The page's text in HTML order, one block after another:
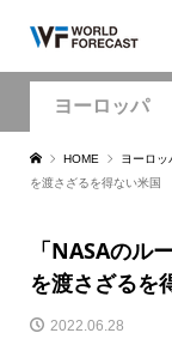
ヨーロッパ
HOME ヨーロッ
を渡さざるを得ない米国
「NASAのル
を渡さざるを
2022.06.28